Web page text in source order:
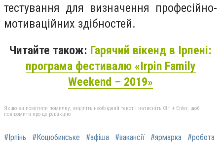
тестування для визначення професійно-
мотиваційних здібностей.
Читайте також: Гарячий вікенд в Ірпені:
програма фестивалю «Irpin Family
Weekend – 2019»
Якщо ви помітили помилку, виділіть необхідний текст і натисніть Ctrl + Enter, щоб
повідомити про це редакцію
#Ірпінь #Коцюбинське #афіша #вакансії #ярмарка #робота